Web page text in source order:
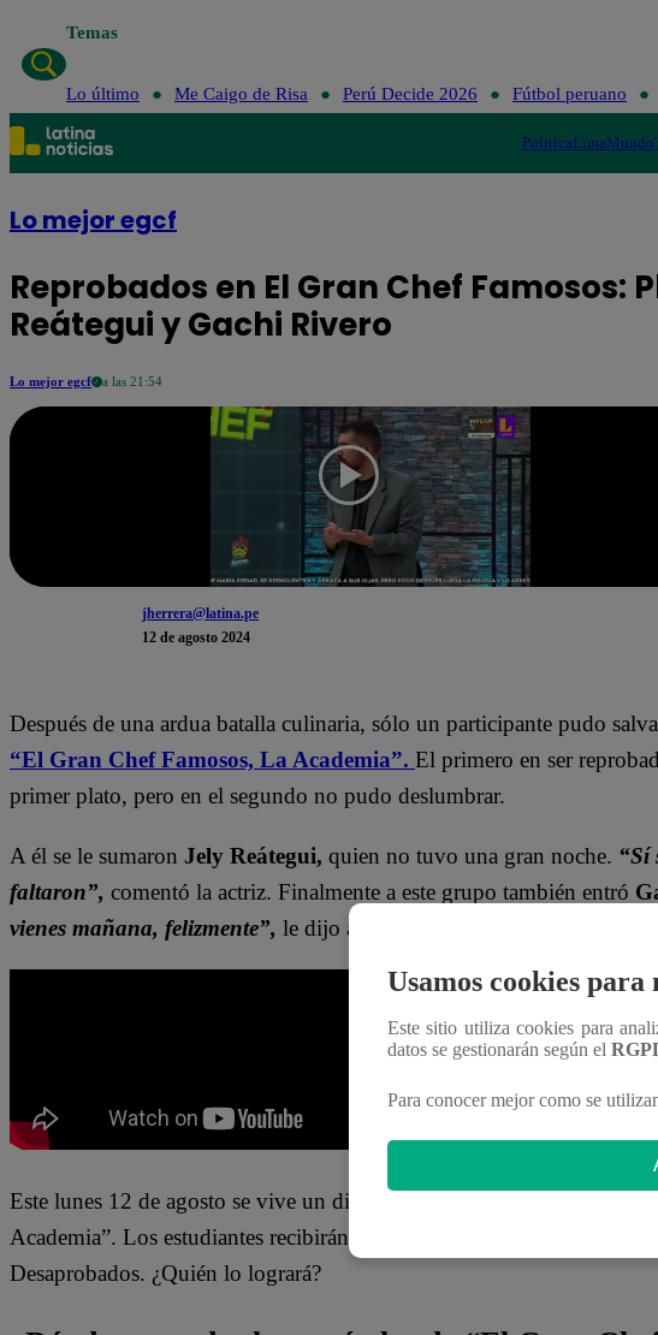
Temas
Lo último Me Caigo de Risa Perú Decide 2026 Fútbol peruano
PolíticaLimaMundo
Lo mejor egcf
Reprobados en El Gran Chef Famosos:
Reátegui y Gachi Rivero
Lo mejor egcf a las 21:54
jherrera@latina.pe
12 de agosto 2024
Después de una ardua batalla culinaria, sólo un participante pudo
“El Gran Chef Famosos, La Academia”. El primero en ser
primer plato, pero en el segundo no pudo deslumbrar.
A él se le sumaron Jely Reátegui, quien no tuvo una gran noche. “Sí
faltaron”, comentó la actriz. Finalmente a este grupo también entró
vienes mañana, felizmente”, le dijo a su prima, quien la acompañó
Este lunes 12 de agosto se vive un divertido nuevo ciclo en la cocina
Academia”. Los estudiantes recibirán el apoyo de refuerzos y lucharán
Desaprobados. ¿Quién lo logrará?
Usamos cookies
Este sitio utiliza cookies para
datos se gestionarán según el
Para conocer mejor como se